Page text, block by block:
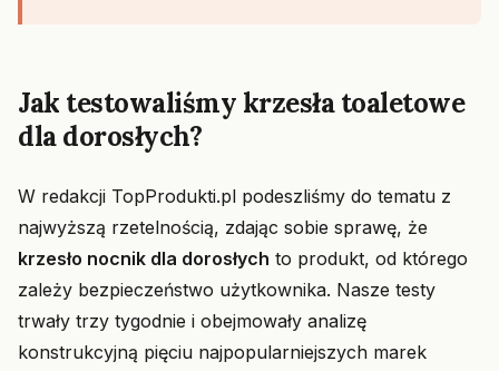
Jak testowaliśmy krzesła toaletowe
dla dorosłych?
W redakcji TopProdukti.pl podeszliśmy do tematu z
najwyższą rzetelnością, zdając sobie sprawę, że
krzesło nocnik dla dorosłych to produkt, od którego
zależy bezpieczeństwo użytkownika. Nasze testy
trwały trzy tygodnie i obejmowały analizę
konstrukcyjną pięciu najpopularniejszych marek